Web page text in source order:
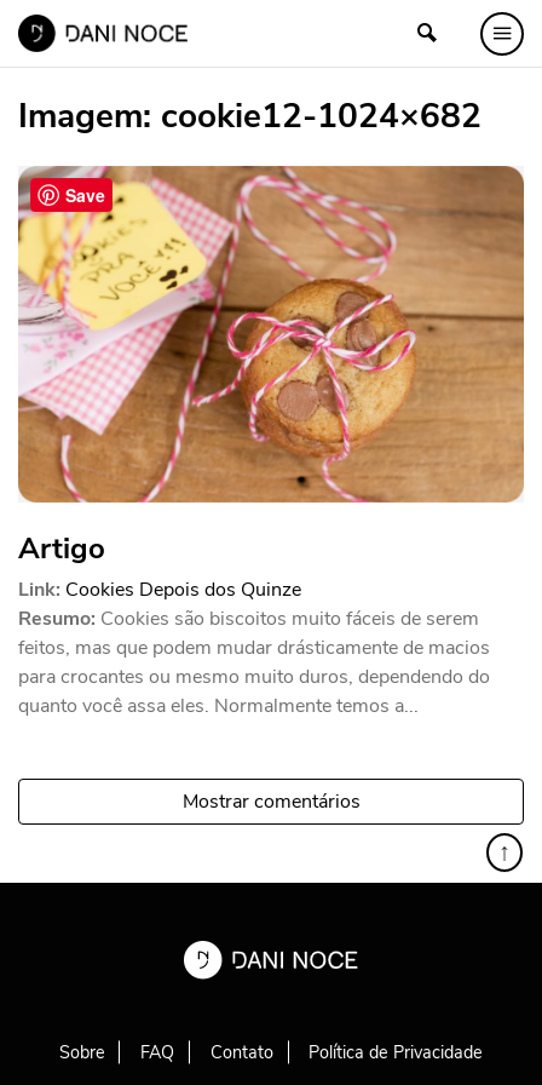
Imagem: cookie12-1024×682
Artigo
Link: Cookies Depois dos Quinze
Resumo: Cookies são biscoitos muito fáceis de serem
feitos, mas que podem mudar drásticamente de macios
para crocantes ou mesmo muito duros, dependendo do
quanto você assa eles. Normalmente temos a...
Mostrar comentários
↑
Sobre FAQ Contato Política de Privacidade
Save